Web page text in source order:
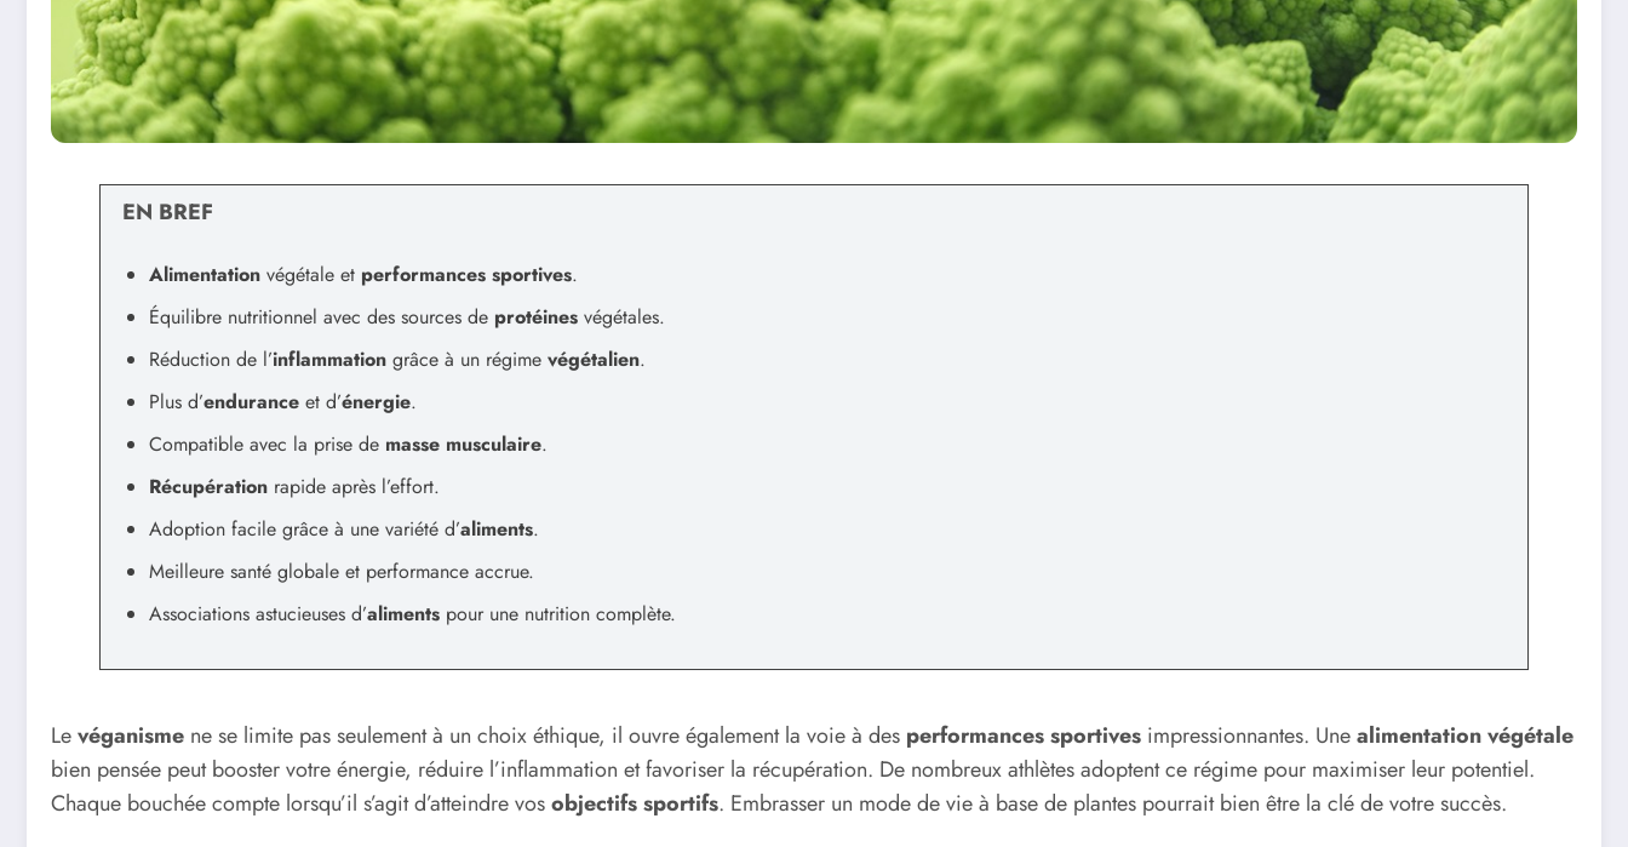
EN BREF
Alimentation végétale et performances sportives.
Équilibre nutritionnel avec des sources de protéines végétales.
Réduction de l’inflammation grâce à un régime végétalien.
Plus d’endurance et d’énergie.
Compatible avec la prise de masse musculaire.
Récupération rapide après l’effort.
Adoption facile grâce à une variété d’aliments.
Meilleure santé globale et performance accrue.
Associations astucieuses d’aliments pour une nutrition complète.
Levéganisme ne se limite pas seulement à un choix éthique, il ouvre également la voie à des performances sportives impressionnantes. Unealimentation végétale
bien pensée peut booster votre énergie, réduire l’inflammation et favoriser la récupération. De nombreux athlètes adoptent ce régime pour maximiser leur potentiel.
Chaque bouchée compte lorsqu’il s’agit d’atteindre vosobjectifs sportifs. Embrasser un mode de vie à base de plantes pourrait bien être la clé de votre succès.